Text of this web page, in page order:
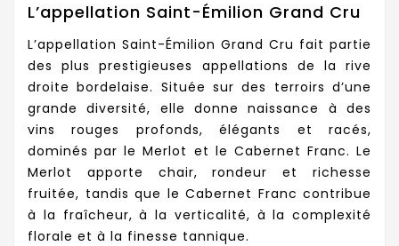
L’appellation Saint-Émilion Grand Cru
L’appellation Saint-Émilion Grand Cru fait partie
des plus prestigieuses appellations de la rive
droite bordelaise. Située sur des terroirs d’une
grande diversité, elle donne naissance à des
vins rouges profonds, élégants et racés,
dominés par le Merlot et le Cabernet Franc. Le
Merlot apporte chair, rondeur et richesse
fruitée, tandis que le Cabernet Franc contribue
à la fraîcheur, à la verticalité, à la complexité
florale et à la finesse tannique.